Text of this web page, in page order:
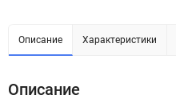
Описание Характеристики
Описание